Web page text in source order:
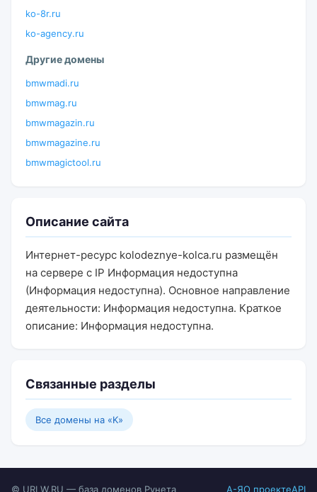
ko-8r.ru
ko-agency.ru
Другие домены
bmwmadi.ru
bmwmag.ru
bmwmagazin.ru
bmwmagazine.ru
bmwmagictool.ru
Описание сайта
Интернет-ресурс kolodeznye-kolca.ru размещён
на сервере с IP Информация недоступна
(Информация недоступна). Основное направление
деятельности: Информация недоступна. Краткое
описание: Информация недоступна.
Связанные разделы
Все домены на «K»
© URLW.RU — база доменов Рунета А-ЯО проектеAPI